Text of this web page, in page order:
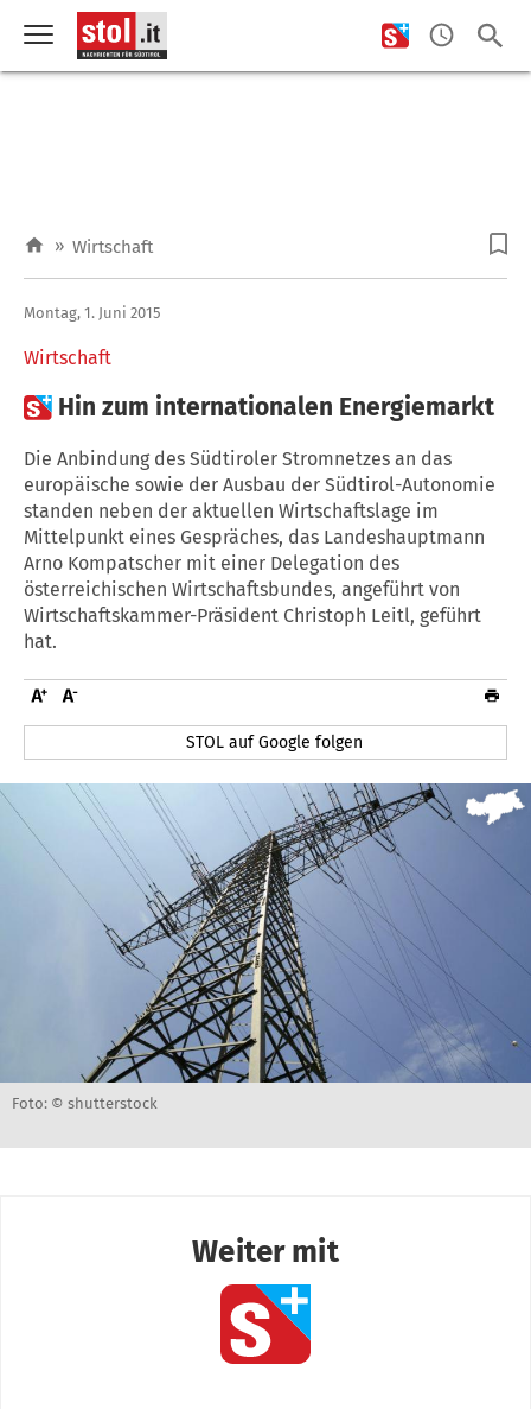
» Wirtschaft
Wirtschaft
Montag, 1. Juni 2015
 Hin zum internationalen Energiemarkt
Die Anbindung des Südtiroler Stromnetzes an das
europäische sowie der Ausbau der Südtirol-Autonomie
standen neben der aktuellen Wirtschaftslage im
Mittelpunkt eines Gespräches, das Landeshauptmann
Arno Kompatscher mit einer Delegation des
österreichischen Wirtschaftsbundes, angeführt von
Wirtschaftskammer-Präsident Christoph Leitl, geführt
hat.
STOL auf Google folgen
Foto: © shutterstock